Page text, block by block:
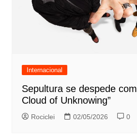
Internacional
Sepultura se despede
Cloud of Unknowing”
Rociclei 02/05/2026 0